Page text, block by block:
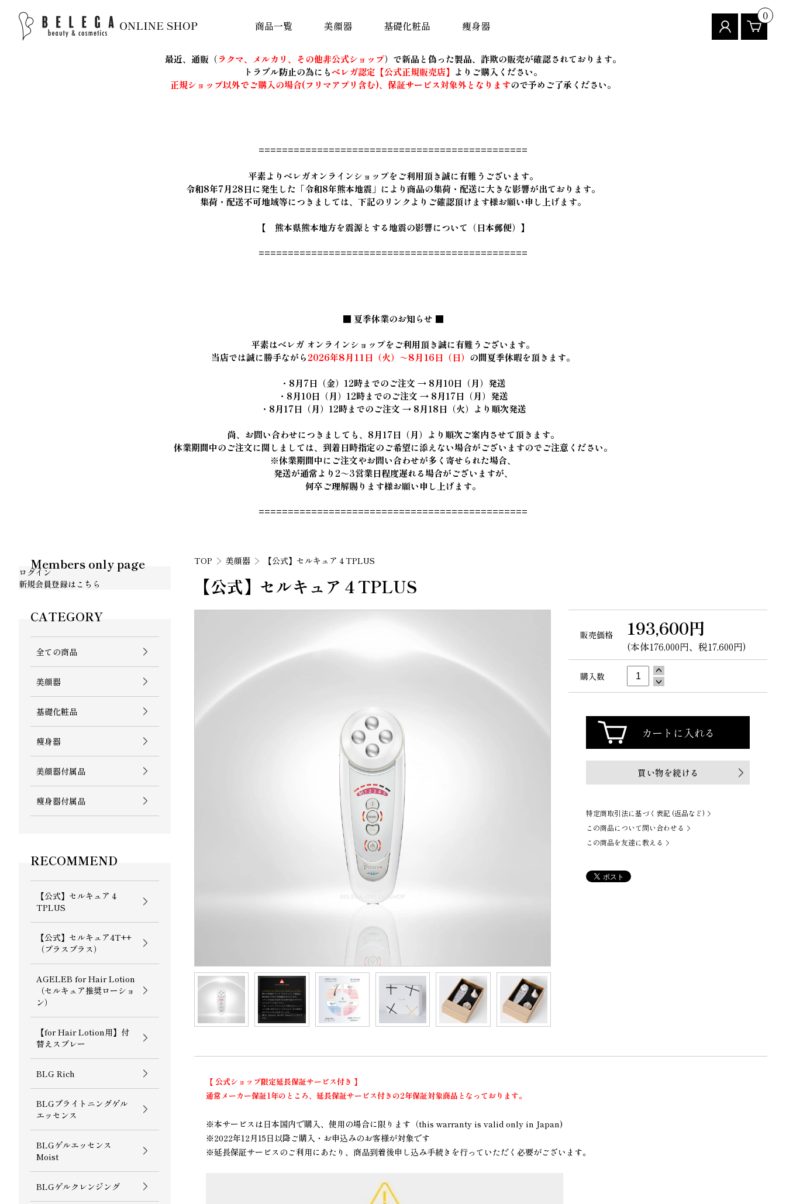
商品一覧 美顔器 基礎化粧品 痩身器
0
最近、通販（ラクマ、メルカリ、その他非公式ショップ）で新品と偽った製品、詐欺の販売が確認されております。
トラブル防止の為にもベレガ認定【公式正規販売店】 よりご購入ください。
正規ショップ以外でご購入の場合(フリマアプリ含む)、保証サービス対象外となりますので予めご了承ください。
==============================================
平素よりベレガオンラインショップをご利用頂き誠に有難うございます。
令和8年7月28日に発生した「令和8年熊本地震」により商品の集荷・配送に大きな影響が出ております。
集荷・配送不可地域等につきましては、下記のリンクよりご確認頂けます様お願い申し上げます。
【 熊本県熊本地方を震源とする地震の影響について（日本郵便）】
==============================================
■ 夏季休業のお知らせ ■
平素はベレガ オンラインショップをご利用頂き誠に有難うございます。
当店では誠に勝手ながら2026年8月11日（火）～8月16日（日） の間夏季休暇を頂きます。
・8月7日（金）12時までのご注文 → 8月10日（月）発送
・8月10日（月）12時までのご注文 → 8月17日（月）発送
・8月17日（月）12時までのご注文 → 8月18日（火）より順次発送
尚、お問い合わせにつきましても、8月17日（月）より順次ご案内させて頂きます。
休業期間中のご注文に関しましては、到着日時指定のご希望に添えない場合がございますのでご注意ください。
※休業期間中にご注文やお問い合わせが多く寄せられた場合、
発送が通常より2～3営業日程度遅れる場合がございますが、
何卒ご理解賜ります様お願い申し上げます。
==============================================
Members only page
ログイン
新規会員登録はこちら
CATEGORY
全ての商品
美顔器
基礎化粧品
痩身器
美顔器付属品
痩身器付属品
RECOMMEND
【公式】セルキュア４
TPLUS
【公式】セルキュア4T++
（プラスプラス）
AGELEB for Hair Lotion
（セルキュア推奨ローショ
ン）
【for Hair Lotion用】付
替えスプレー
BLG Rich
BLGブライトニングゲル
エッセンス
BLGゲルエッセンス
Moist
BLGゲルクレンジング
TOP 美顔器 【公式】セルキュア４TPLUS
【公式】セルキュア４TPLUS
販売価格 193,600円
(本体176,000円、税17,600円)
購入数
買い物を続ける
特定商取引法に基づく表記 (返品など)
この商品について問い合わせる
この商品を友達に教える
【 公式ショップ限定延長保証サービス付き 】
通常メーカー保証1年のところ、延長保証サービス付きの2年保証対象商品となっております。
※本サービスは日本国内で購入、使用の場合に限ります（this warranty is valid only in Japan)
※2022年12月15日以降ご購入・お申込みのお客様が対象です
※延長保証サービスのご利用にあたり、商品到着後申し込み手続きを行っていただく必要がございます。